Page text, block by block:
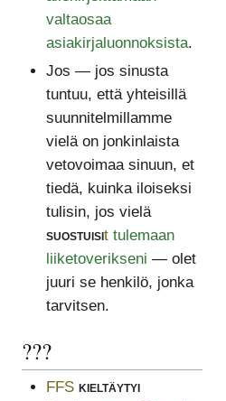
valtaosaa
asiakirjaluonnoksista.
Jos — jos sinusta
tuntuu, että yhteisillä
suunnitelmillamme
vielä on jonkinlaista
vetovoimaa sinuun, et
tiedä, kuinka iloiseksi
tulisin, jos vielä
suostuisit tulemaan
liiketoverikseni — olet
juuri se henkilö, jonka
tarvitsen.
???
FFS kieltäytyi